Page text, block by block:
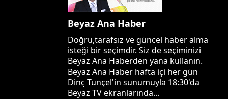
Beyaz Ana Haber
Doğru,tarafsız ve güncel haber alma
isteği bir seçimdir. Siz de seçiminizi
Beyaz Ana Haberden yana kullanın.
Beyaz Ana Haber hafta içi her gün
Dinç Tunçel'in sunumuyla 18:30'da
Beyaz TV ekranlarında...